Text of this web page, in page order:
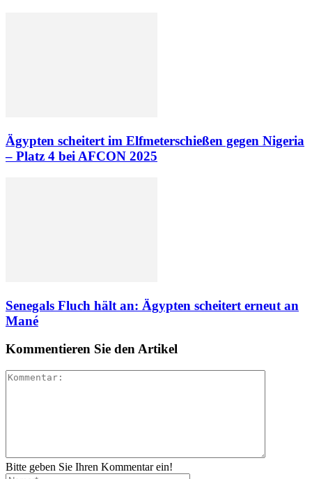
Ägypten scheitert im Elfmeterschießen gegen Nigeria
– Platz 4 bei AFCON 2025
Senegals Fluch hält an: Ägypten scheitert erneut an
Mané
Kommentieren Sie den Artikel
Bitte geben Sie Ihren Kommentar ein!